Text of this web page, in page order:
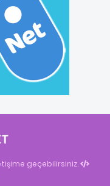
geçebilirsiniz.